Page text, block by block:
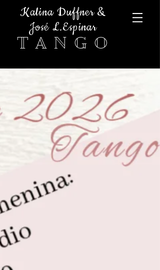
Kalina Duffner &
José L.Espinar
T A N G O